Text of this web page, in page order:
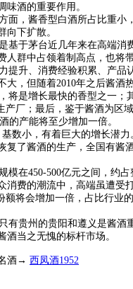
酒的重要作用。
，酱香型白酒所占比重小
向下扩散。
于茅台近几年来在高端消
人群中占领着制高点，也
升、消费经验积累、产品
，但随着2010年之后酱
是增长最快的香型之一；
产厂；最后，鉴于酱酒为
的产能将至少增加一倍。
数小，有着巨大的增长潜
了酱酒的生产，全国有
在450-500亿元之间，约
费的潮流中，高端虽遭
将会增加一倍，占比行业的
贵州的贵阳和遵义是酱酒
当之无愧的标杆市场。
酒→ 西凤酒1952